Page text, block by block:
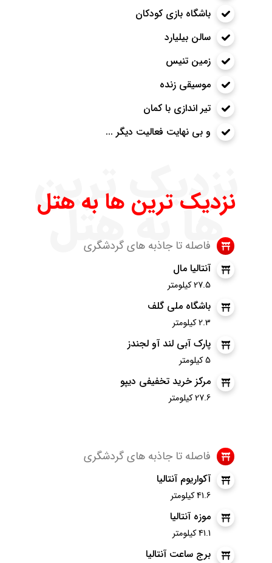
باشگاه بازی کودکان
سالن بیلیارد
زمین تنیس
موسیقی زنده
تیر اندازی با کمان
و بی نهایت فعالیت دیگر ...
نزدیک ترین
ها به هتل
نزدیک ترین ها به هتل
فاصله تا جاذبه های گردشگری
آنتالیا مال
27.5 کیلومتر
باشگاه ملی گلف
2.3 کیلومتر
پارک آبی لند آو لجندز
5 کیلومتر
مرکز خرید تخفیفی دیپو
27.6 کیلومتر
فاصله تا جاذبه های گردشگری
آکواریوم آنتالیا
41.6 کیلومتر
موزه آنتالیا
41.1 کیلومتر
برج ساعت آنتالیا